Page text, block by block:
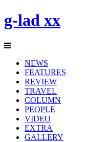
g-lad xx
NEWS
FEATURES
REVIEW
TRAVEL
COLUMN
PEOPLE
VIDEO
EXTRA
GALLERY